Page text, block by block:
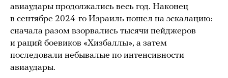
авиаудары продолжались весь год. Наконец
в сентябре 2024-го Израиль пошел на эскалацию:
сначала разом взорвались тысячи пейджеров
и раций боевиков «Хизбаллы», а затем
последовали небывалые по интенсивности
авиаудары.